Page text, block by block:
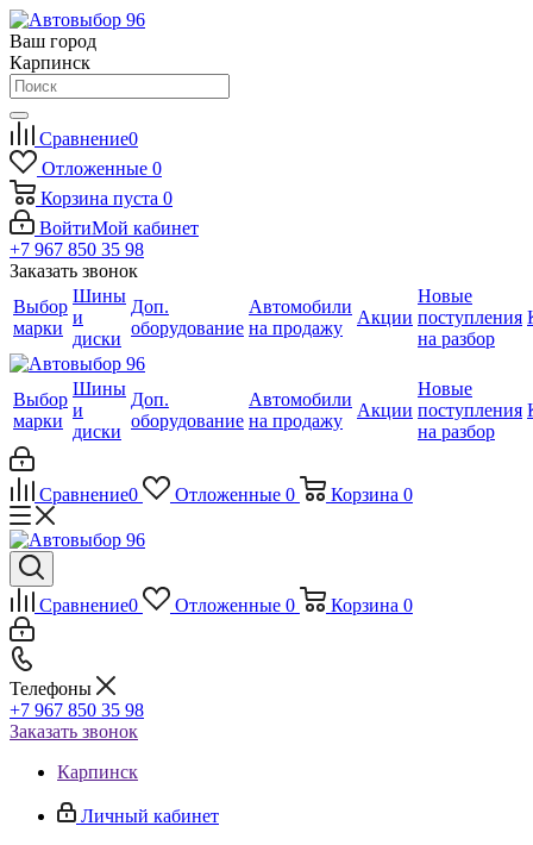
Ваш город
Карпинск
Сравнение0
Отложенные 0
Корзина пуста 0
ВойтиМой кабинет
+7 967 850 35 98
Заказать звонок
Выбор
марки
Шины
и
диски
Доп.
оборудование
Автомобили
на продажу
Акции
Новые
поступления
на разбор
Выбор
марки
Шины
и
диски
Доп.
оборудование
Автомобили
на продажу
Акции
Новые
поступления
на разбор
Сравнение0 Отложенные 0 Корзина 0
Сравнение0 Отложенные 0 Корзина 0
Телефоны
+7 967 850 35 98
Заказать звонок
Карпинск
Личный кабинет